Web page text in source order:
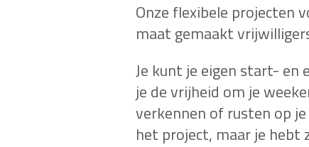
Onze flexibele projecten
maat gemaakt
Je kunt je eigen start- en
je de vrijheid om je
verkennen of rusten op
het project, maar je hebt